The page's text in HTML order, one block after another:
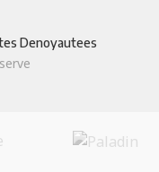
Denoyautees
de
54